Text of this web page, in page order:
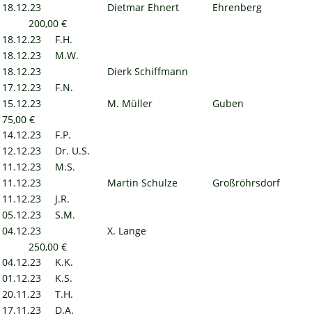
18.12.23
Dietmar Ehnert
Ehrenberg
200,00 €
18.12.23
F.H.
18.12.23
M.W.
18.12.23
Dierk Schiffmann
17.12.23
F.N.
15.12.23
M. Müller
Guben
75,00 €
14.12.23
F.P.
12.12.23
Dr. U.S.
11.12.23
M.S.
11.12.23
Martin Schulze
Großröhrsdorf
11.12.23
J.R.
05.12.23
S.M.
04.12.23
X. Lange
250,00 €
04.12.23
K.K.
01.12.23
K.S.
20.11.23
T.H.
17.11.23
D.A.